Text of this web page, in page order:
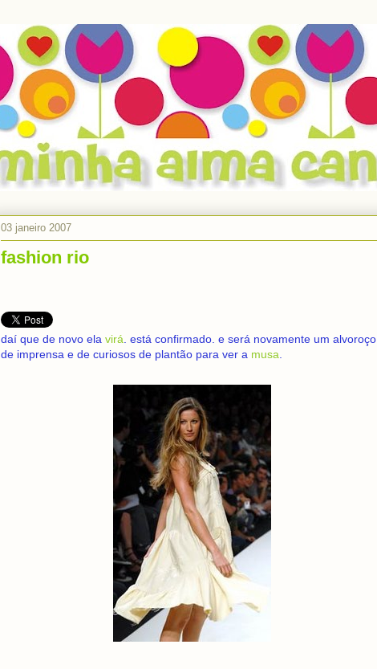
03 janeiro 2007
fashion rio
daí que de novo ela virá . está confirmado. e será novamente um alvoroço
de imprensa e de curiosos de plantão para ver a musa